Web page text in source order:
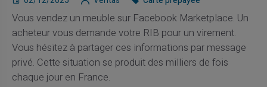
Vous vendez un meuble sur Facebook Marketplace. Un
acheteur vous demande votre RIB pour un virement.
Vous hésitez à partager ces informations par message
privé. Cette situation se produit des milliers de fois
chaque jour en France.